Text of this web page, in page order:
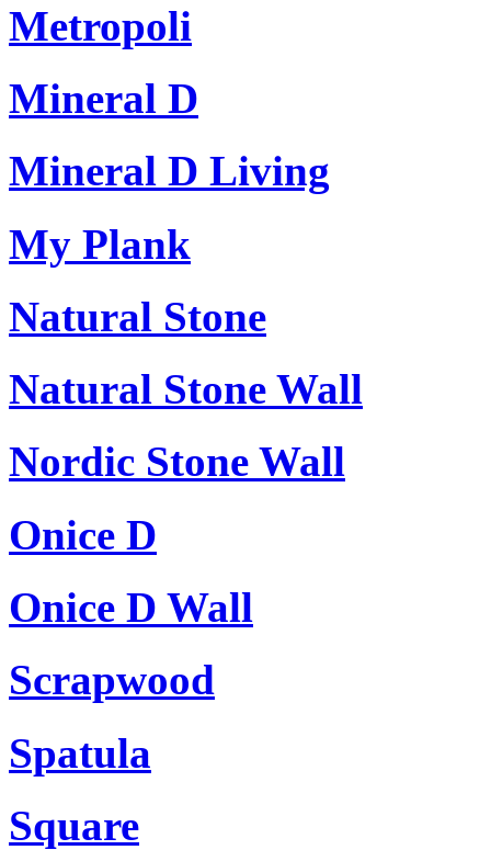
Metropoli
Mineral D
Mineral D Living
My Plank
Natural Stone
Natural Stone Wall
Nordic Stone Wall
Onice D
Onice D Wall
Scrapwood
Spatula
Square